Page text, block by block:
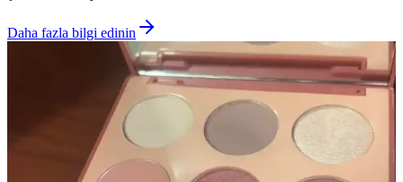
Daha fazla bilgi edinin